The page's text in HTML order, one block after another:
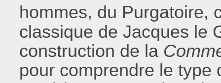
hommes, du Purgatoire,
classique de Jacques le
construction de la
pour comprendre le type